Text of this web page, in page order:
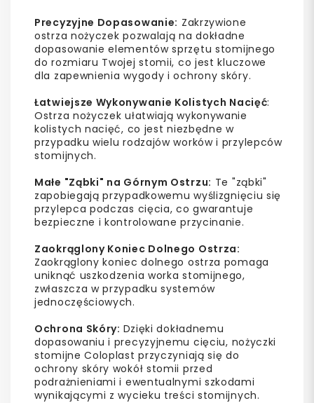
Precyzyjne Dopasowanie: Zakrzywione
ostrza nożyczek pozwalają na dokładne
dopasowanie elementów sprzętu stomijnego
do rozmiaru Twojej stomii, co jest kluczowe
dla zapewnienia wygody i ochrony skóry.
Łatwiejsze Wykonywanie Kolistych Nacięć:
Ostrza nożyczek ułatwiają wykonywanie
kolistych nacięć, co jest niezbędne w
przypadku wielu rodzajów worków i przylepców
stomijnych.
Małe "Ząbki" na Górnym Ostrzu: Te "ząbki"
zapobiegają przypadkowemu wyślizgnięciu się
przylepca podczas cięcia, co gwarantuje
bezpieczne i kontrolowane przycinanie.
Zaokrąglony Koniec Dolnego Ostrza:
Zaokrąglony koniec dolnego ostrza pomaga
uniknąć uszkodzenia worka stomijnego,
zwłaszcza w przypadku systemów
jednoczęściowych.
Ochrona Skóry: Dzięki dokładnemu
dopasowaniu i precyzyjnemu cięciu, nożyczki
stomijne Coloplast przyczyniają się do
ochrony skóry wokół stomii przed
podrażnieniami i ewentualnymi szkodami
wynikającymi z wycieku treści stomijnych.